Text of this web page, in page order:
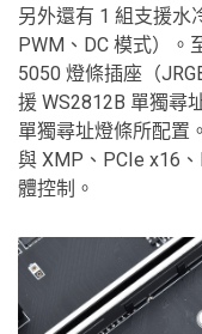
另外還有 1 組支援水
PWM、DC 模式）。
5050 燈條插座（
援 WS2812B 單獨尋
單獨尋址燈條所配置
與 XMP、PCIe x16
體控制。